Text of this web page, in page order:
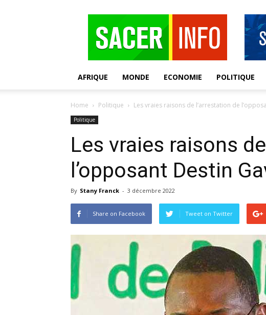
AFRIQUE MONDE ECONOMIE POLITIQUE
Home Politique Les vraies raisons de l’arrestation de
Politique
Les vraies raisons
l’opposant Destin
By Stany Franck - 3 décembre 2022
Share on Facebook Tweet on Twitter